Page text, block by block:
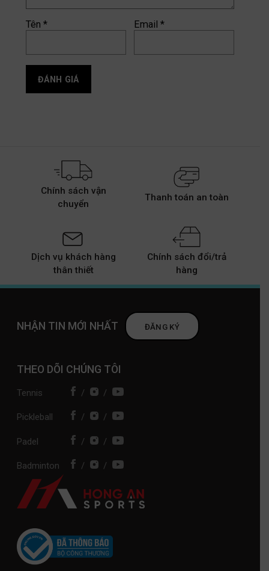
Tên * Email*
Chính sách vận
chuyển
Thanh toán an toàn
Dịch vụ khách hàng
thân thiết
Chính sách đổi/trả
hàng
NHẬN TIN MỚI NHẤT ĐĂNG KÝ
THEO DÕI CHÚNG TÔI
Tennis / /
Pickleball / /
Padel / /
Badminton / /